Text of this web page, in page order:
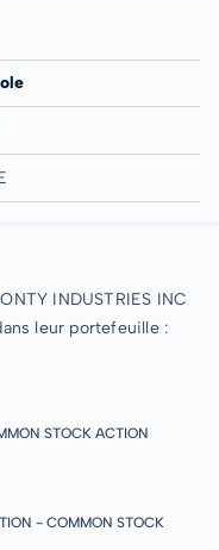
INDUSTRIES INC
leur portefeuille :
STOCK ACTION
- COMMON STOCK